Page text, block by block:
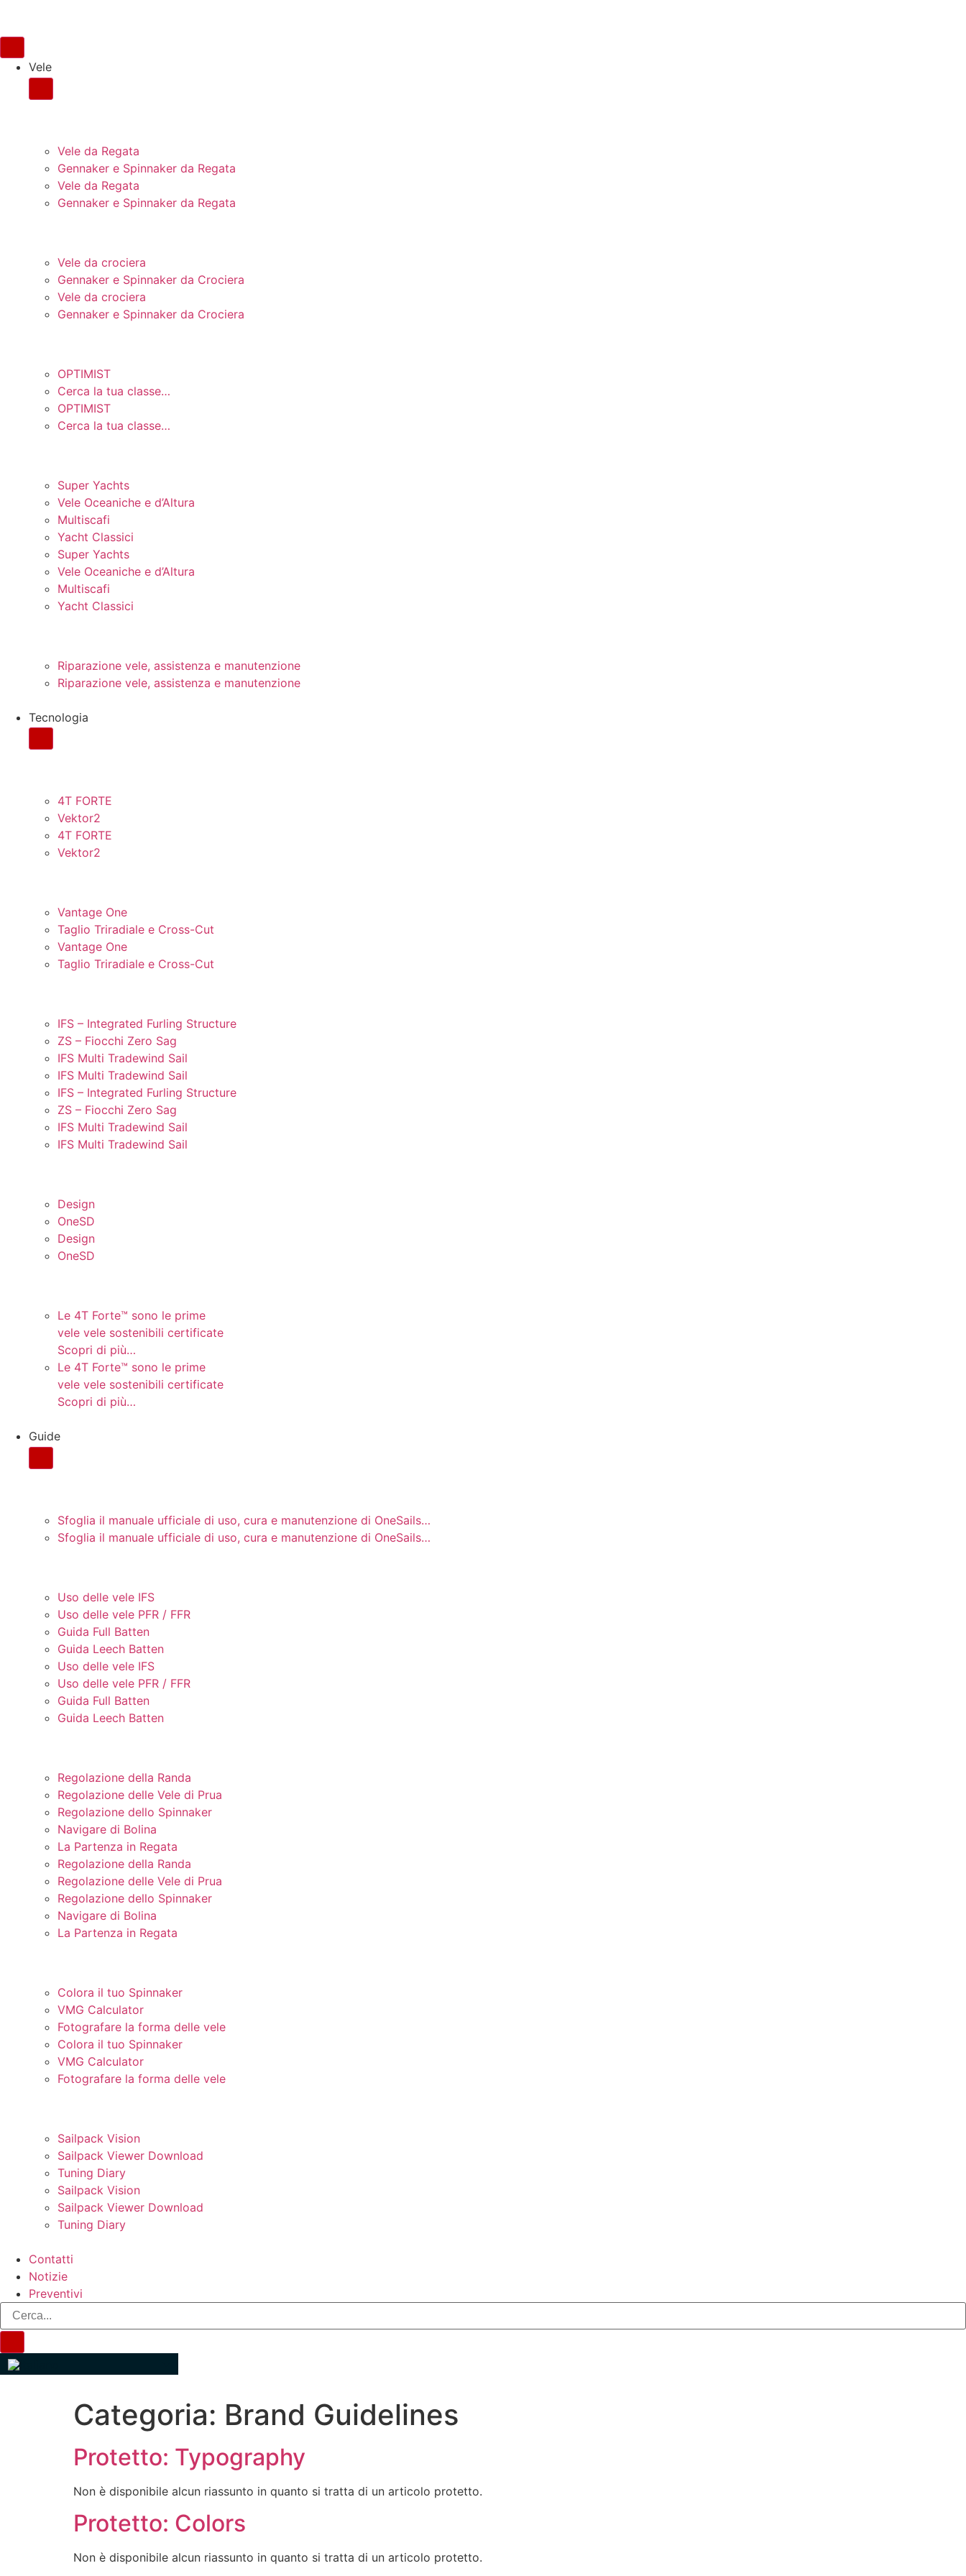
Vele
Vele da Regata
Gennaker e Spinnaker da Regata
Vele da Regata
Gennaker e Spinnaker da Regata
Vele da crociera
Gennaker e Spinnaker da Crociera
Vele da crociera
Gennaker e Spinnaker da Crociera
OPTIMIST
Cerca la tua classe…
OPTIMIST
Cerca la tua classe…
Super Yachts
Vele Oceaniche e d’Altura
Multiscafi
Yacht Classici
Super Yachts
Vele Oceaniche e d’Altura
Multiscafi
Yacht Classici
Riparazione vele, assistenza e manutenzione
Riparazione vele, assistenza e manutenzione
Tecnologia
4T FORTE
Vektor2
4T FORTE
Vektor2
Vantage One
Taglio Triradiale e Cross-Cut
Vantage One
Taglio Triradiale e Cross-Cut
IFS – Integrated Furling Structure
ZS – Fiocchi Zero Sag
IFS Multi Tradewind Sail
IFS Multi Tradewind Sail
IFS – Integrated Furling Structure
ZS – Fiocchi Zero Sag
IFS Multi Tradewind Sail
IFS Multi Tradewind Sail
Design
OneSD
Design
OneSD
Le 4T Forte™ sono le prime
vele vele sostenibili certificate
Scopri di più…
Le 4T Forte™ sono le prime
vele vele sostenibili certificate
Scopri di più…
Guide
Sfoglia il manuale ufficiale di uso, cura e manutenzione di OneSails…
Sfoglia il manuale ufficiale di uso, cura e manutenzione di OneSails…
Uso delle vele IFS
Uso delle vele PFR / FFR
Guida Full Batten
Guida Leech Batten
Uso delle vele IFS
Uso delle vele PFR / FFR
Guida Full Batten
Guida Leech Batten
Regolazione della Randa
Regolazione delle Vele di Prua
Regolazione dello Spinnaker
Navigare di Bolina
La Partenza in Regata
Regolazione della Randa
Regolazione delle Vele di Prua
Regolazione dello Spinnaker
Navigare di Bolina
La Partenza in Regata
Colora il tuo Spinnaker
VMG Calculator
Fotografare la forma delle vele
Colora il tuo Spinnaker
VMG Calculator
Fotografare la forma delle vele
Sailpack Vision
Sailpack Viewer Download
Tuning Diary
Sailpack Vision
Sailpack Viewer Download
Tuning Diary
Contatti
Notizie
Preventivi
Categoria: Brand Guidelines
Protetto: Typography
Non è disponibile alcun riassunto in quanto si tratta di un articolo protetto.
Protetto: Colors
Non è disponibile alcun riassunto in quanto si tratta di un articolo protetto.